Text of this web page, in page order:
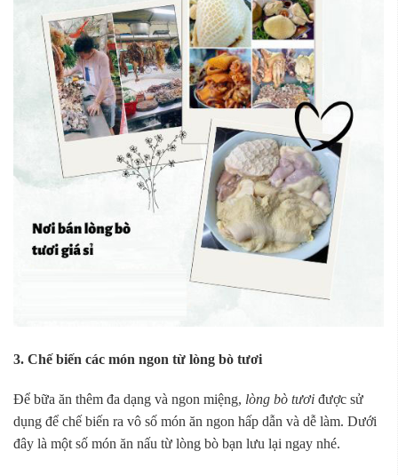
3. Chế biến các món ngon từ lòng bò tươi
Để bữa ăn thêm đa dạng và ngon miệng, lòng bò tươi được sử
dụng để chế biến ra vô số món ăn ngon hấp dẫn và dễ làm. Dưới
đây là một số món ăn nấu từ lòng bò bạn lưu lại ngay nhé.